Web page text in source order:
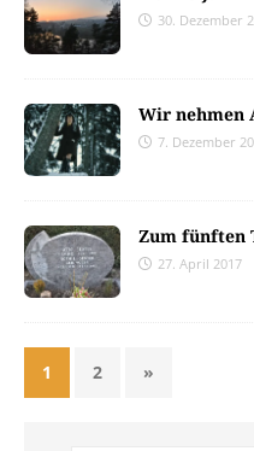
30. Dezember
Wir nehmen
7. Dezember
Zum fünften
27. April 2017
1 2 »